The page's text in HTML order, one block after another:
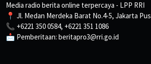
Media radio berita online terpercaya - LPP RRI
📍 Jl. Medan Merdeka Barat No.4-5, Jakarta
📞 +6221 350 0584, +6221 351 1086
📩 Pemberitaan: beritapro3@rri.go.id